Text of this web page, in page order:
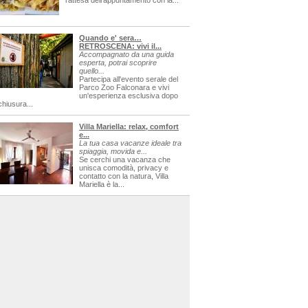
Quando e' sera…
RETROSCENA: vivi il...
Accompagnato da una guida
esperta, potrai scoprire
quello...
Partecipa all'evento serale del
Parco Zoo Falconara e vivi
un'esperienza esclusiva dopo
Villa Mariella: relax, comfort
e...
La tua casa vacanze ideale tra
spiaggia, movida e...
Se cerchi una vacanza che
unisca comodità, privacy e
contatto con la natura, Villa
Mariella è la...